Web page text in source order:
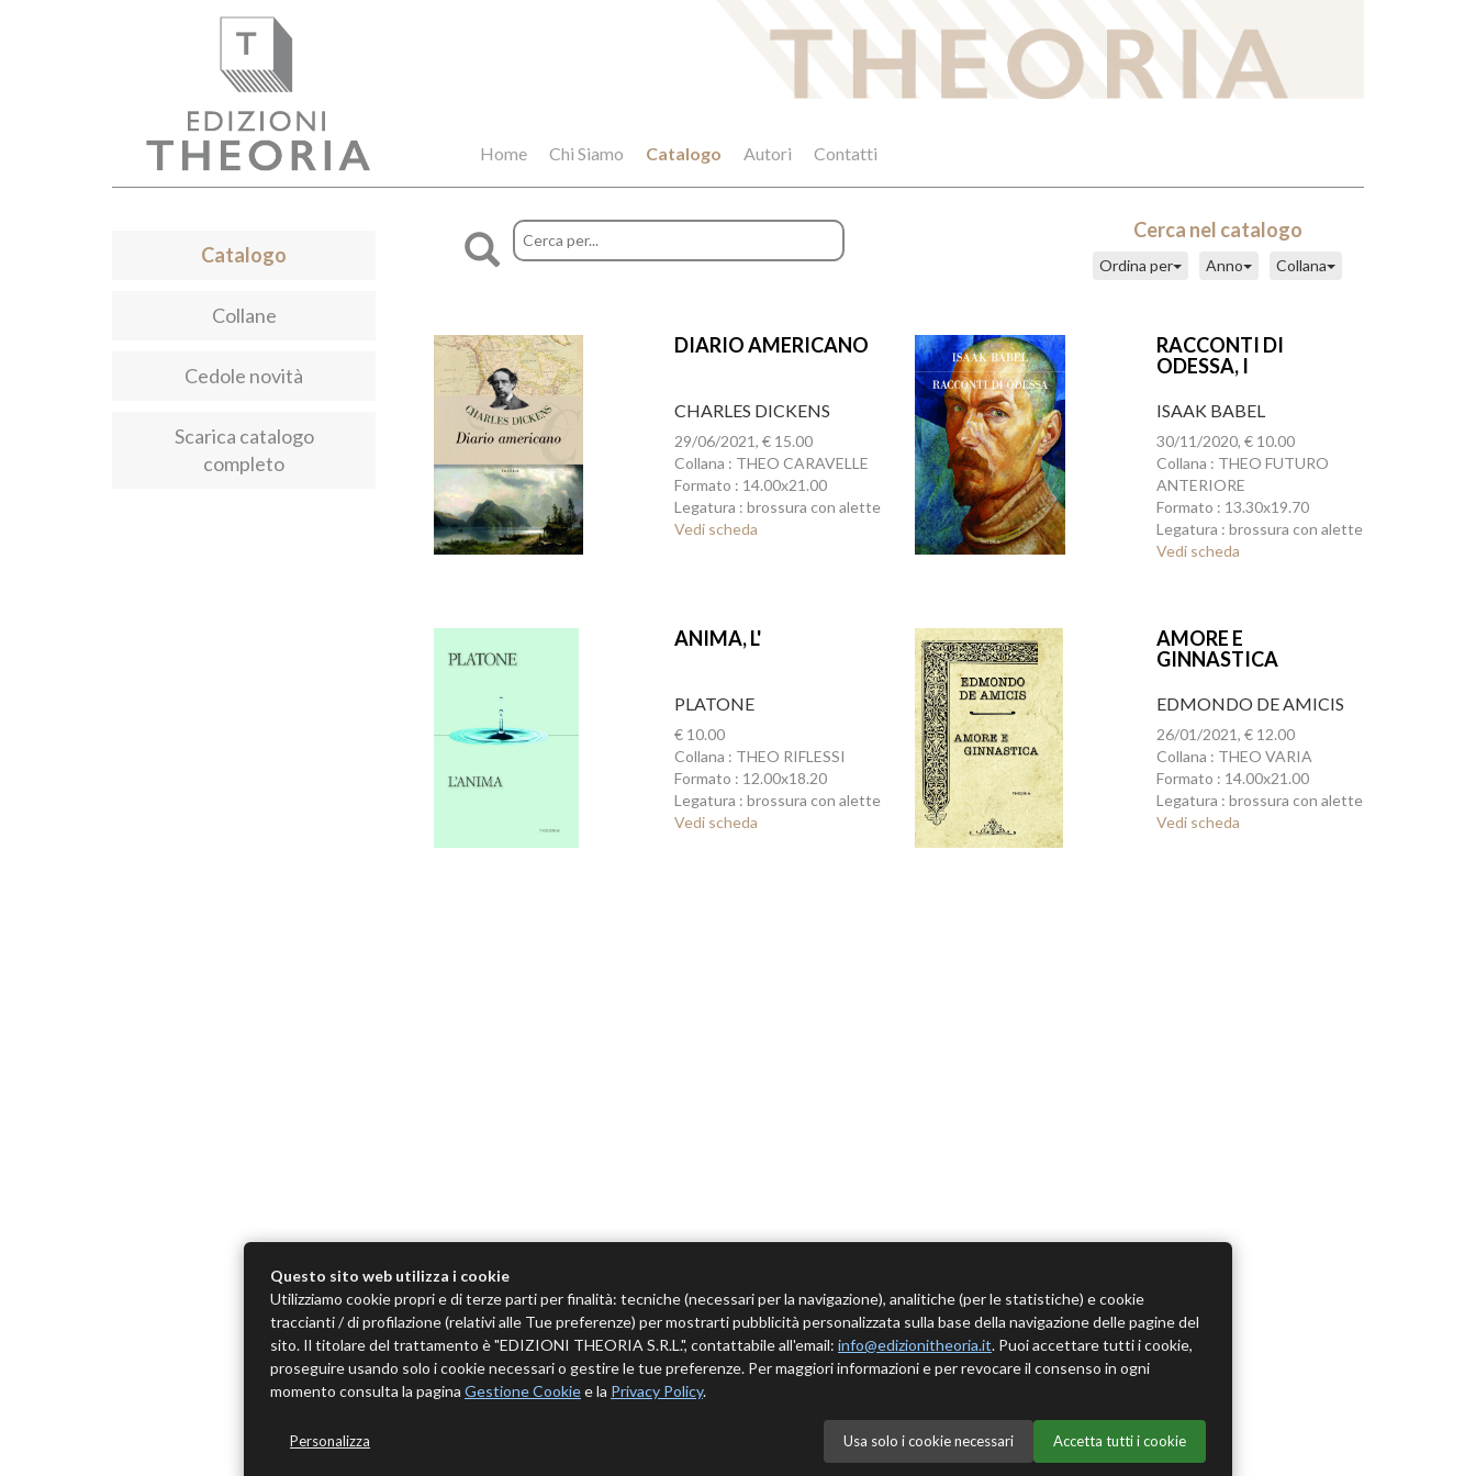
Home Chi Siamo Catalogo Autori Contatti
Catalogo
Collane
Cedole novità
Scarica catalogo
completo
Cerca nel catalogo
Collana
Anno
Ordina per
DIARIO AMERICANO
CHARLES DICKENS
29/06/2021, € 15.00
Collana : THEO CARAVELLE
Formato : 14.00x21.00
Legatura : brossura con alette
Vedi scheda
RACCONTI DI
ODESSA, I
ISAAK BABEL
30/11/2020, € 10.00
Collana : THEO FUTURO
ANTERIORE
Formato : 13.30x19.70
Legatura : brossura con alette
Vedi scheda
ANIMA, L'
PLATONE
€ 10.00
Collana : THEO RIFLESSI
Formato : 12.00x18.20
Legatura : brossura con alette
Vedi scheda
AMORE E
GINNASTICA
EDMONDO DE AMICIS
26/01/2021, € 12.00
Collana : THEO VARIA
Formato : 14.00x21.00
Legatura : brossura con alette
Vedi scheda
Questo sito web utilizza i cookie
Utilizziamo cookie propri e di terze parti per finalità: tecniche (necessari per la navigazione), analitiche (per le statistiche) e cookie
traccianti / di profilazione (relativi alle Tue preferenze) per mostrarti pubblicità personalizzata sulla base della navigazione delle pagine del
sito. Il titolare del trattamento è "EDIZIONI THEORIA S.R.L.", contattabile all'email: info@edizionitheoria.it. Puoi accettare tutti i cookie,
proseguire usando solo i cookie necessari o gestire le tue preferenze. Per maggiori informazioni e per revocare il consenso in ogni
momento consulta la pagina Gestione Cookiee la Privacy Policy.
Personalizza Usa solo i cookie necessari Accetta tutti i cookie